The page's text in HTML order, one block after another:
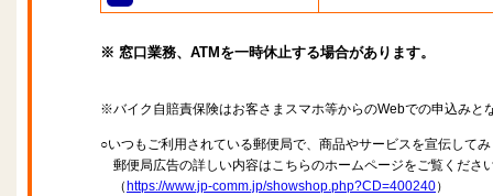
※ 窓口業務、ATMを一時休止する場合があります。
※バイク自賠責保険はお客さまスマホ等からのWebでの申込みと
○いつもご利用されている郵便局で、商品やサービスを宣伝して
郵便局広告の詳しい内容はこちらのホームページをご覧くださ
（ https://www.jp-comm.jp/showshop.php?CD=400240）